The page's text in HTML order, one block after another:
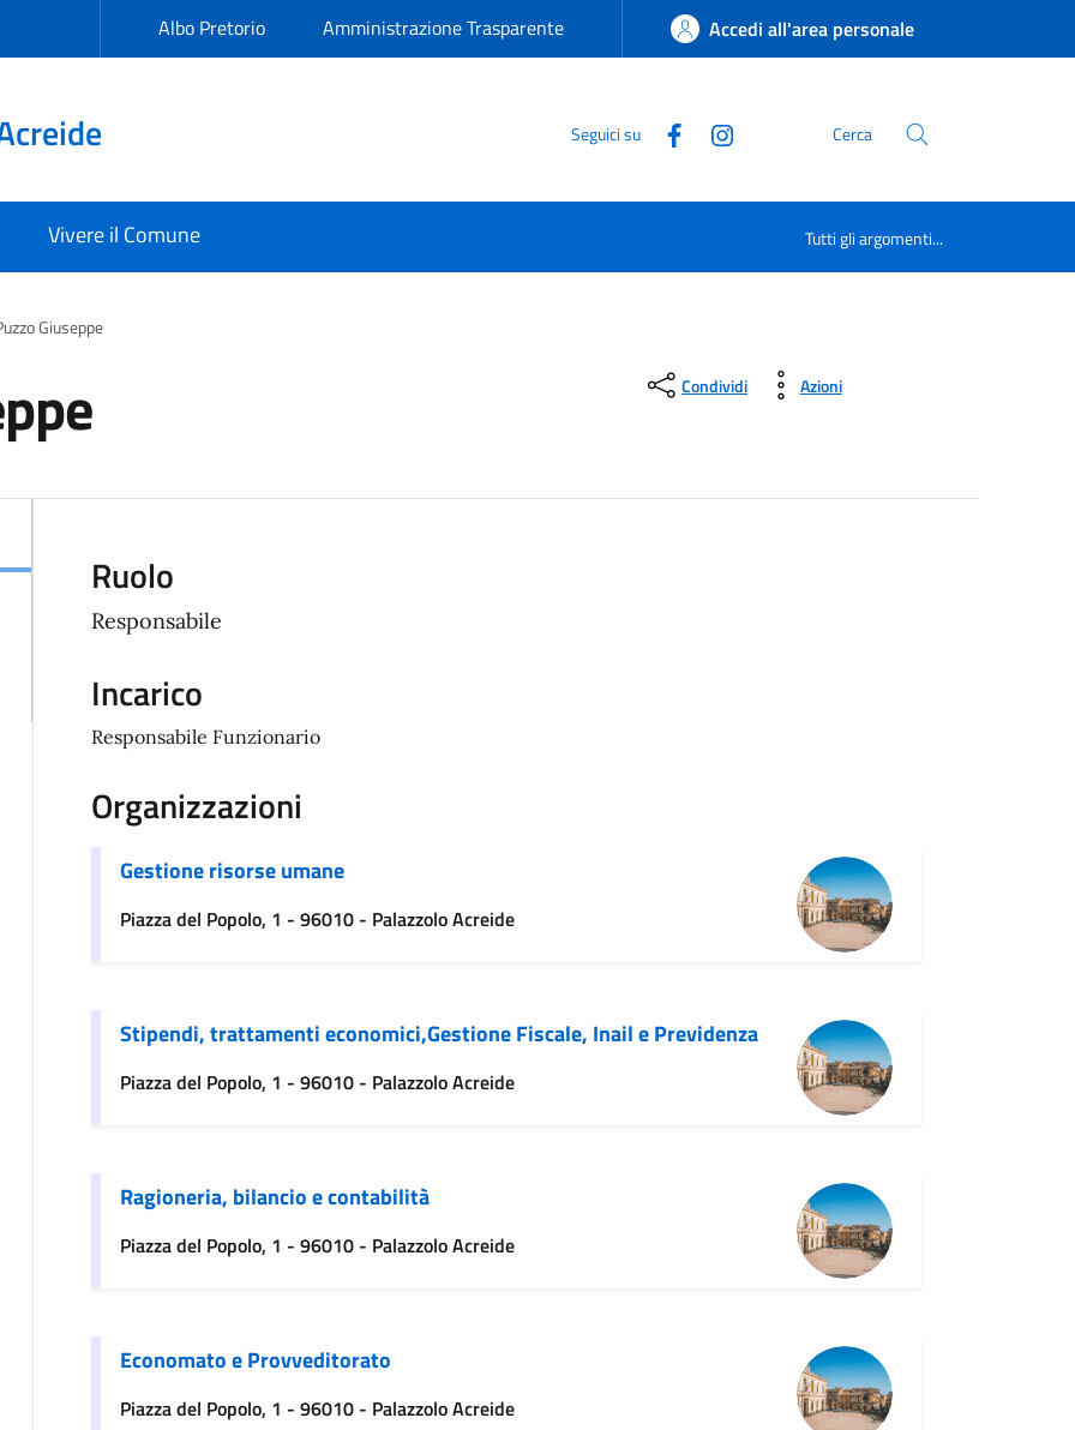
Albo Pretorio Amministrazione Trasparente Accedi all'area personale
Seguici su Cerca
Vivere il Comune Tutti gli argomenti...
Giuseppe
Condividi Azioni
Ruolo
Responsabile
Incarico
Responsabile Funzionario
Organizzazioni
Gestione risorse umane
Piazza del Popolo, 1 - 96010 - Palazzolo Acreide
Stipendi, trattamenti economici,Gestione Fiscale, Inail e Previdenza
Piazza del Popolo, 1 - 96010 - Palazzolo Acreide
Ragioneria, bilancio e contabilità
Piazza del Popolo, 1 - 96010 - Palazzolo Acreide
Economato e Provveditorato
Piazza del Popolo, 1 - 96010 - Palazzolo Acreide